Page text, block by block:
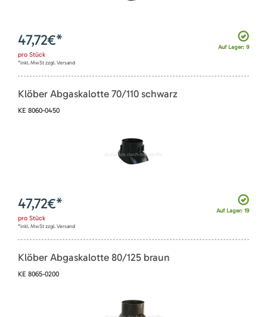
Auf Lager: 9
47,72€*
pro Stück
*inkl. MwSt zzgl. Versand
Klöber Abgaskalotte 70/110 schwarz
KE 8060-0450
Auf Lager: 19
47,72€*
pro Stück
*inkl. MwSt zzgl. Versand
Klöber Abgaskalotte 80/125 braun
KE 8065-0200